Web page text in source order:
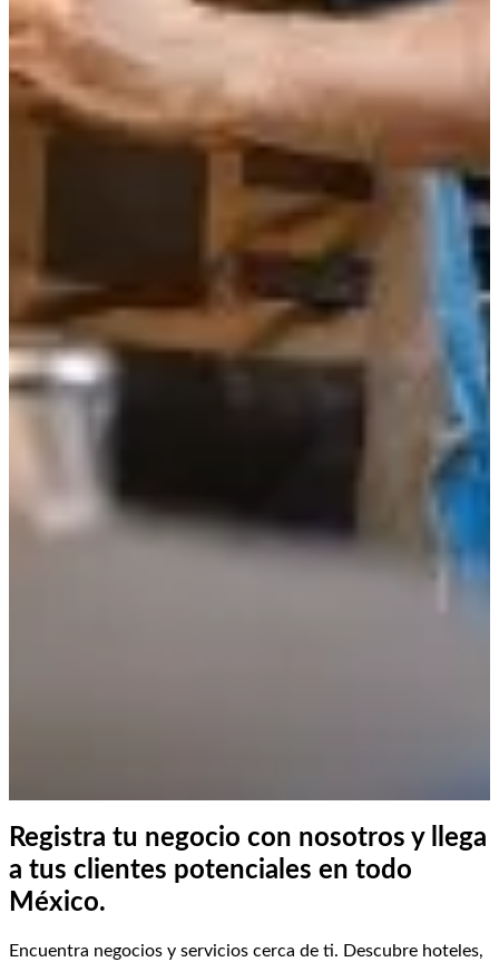
Registra tu negocio con nosotros y llega
a tus clientes potenciales en todo
México.
Encuentra negocios y servicios cerca de ti. Descubre hoteles,